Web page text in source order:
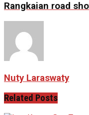
Rangkaian road
Nuty Laraswaty
Related Posts